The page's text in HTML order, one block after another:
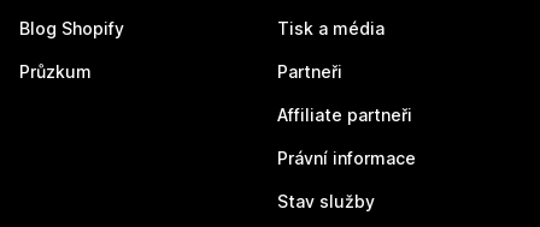
Blog Shopify
Průzkum
Tisk a média
Partneři
Affiliate partneři
Právní informace
Stav služby